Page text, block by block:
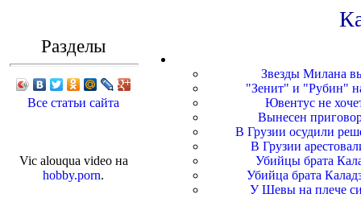
Разделы
Все статьи сайта
Vic alouqua video на
hobby.porn.
Звезды Милана
"Зенит" и "Рубин"
Ювентус не
Вынесен
В Грузии осудили
В Грузии
Убийцы брата
Убийца брата
У Шевы на плече